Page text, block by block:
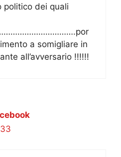
dei quali
a somigliare in
all’avversario !!!!!!